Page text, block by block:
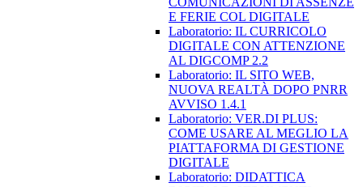
E FERIE COL DIGITALE
Laboratorio: IL CURRICOLO
DIGITALE CON ATTENZIONE
AL DIGCOMP 2.2
Laboratorio: IL SITO WEB,
NUOVA REALTÀ DOPO PNRR
AVVISO 1.4.1
Laboratorio: VER.DI PLUS:
COME USARE AL MEGLIO LA
PIATTAFORMA DI GESTIONE
DIGITALE
Laboratorio: DIDATTICA